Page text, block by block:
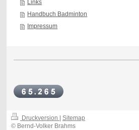
Links
Handbuch Badminton
Impressum
Druckversion | Sitemap
© Bernd-Volker Brahms